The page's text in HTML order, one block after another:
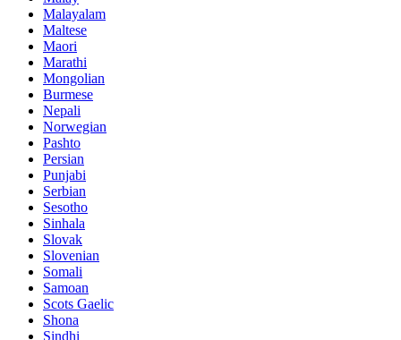
Malayalam
Maltese
Maori
Marathi
Mongolian
Burmese
Nepali
Norwegian
Pashto
Persian
Punjabi
Serbian
Sesotho
Sinhala
Slovak
Slovenian
Somali
Samoan
Scots Gaelic
Shona
Sindhi